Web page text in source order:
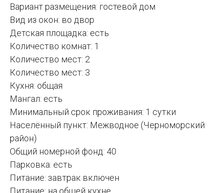
Вариант размещения: гостевой дом
Вид из окон: во двор
Детская площадка: есть
Количество комнат: 1
Количество мест: 2
Количество мест: 3
Кухня: общая
Мангал: есть
Минимальный срок проживания: 1 сутки
Населённый пункт: Межводное (Черноморский
район)
Общий номерной фонд: 40
Парковка: есть
Питание: завтрак включен
Питание: на общей кухне